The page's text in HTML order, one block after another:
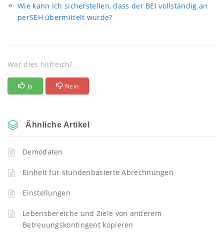
Wie kann ich sicherstellen, dass der BEI vollständig an
perSEH übermittelt wurde?
War dies hilfreich?
Ja Nein
Ähnliche Artikel
Demodaten
Einheit für stundenbasierte Abrechnungen
Einstellungen
Lebensbereiche und Ziele von anderem
Betreuungskontingent kopieren